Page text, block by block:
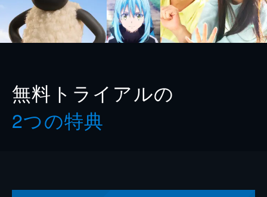
無料トライアルの
2つの特典